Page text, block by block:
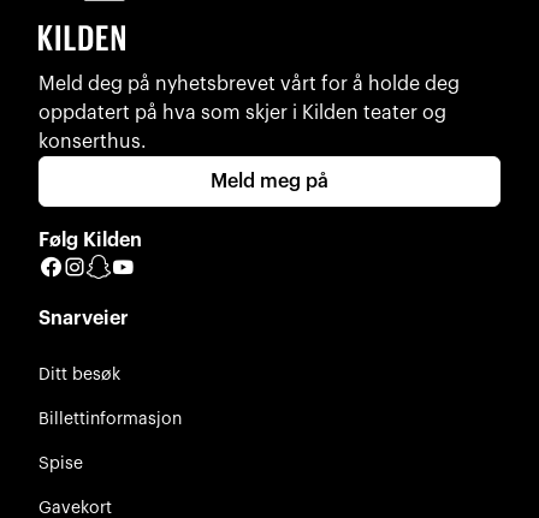
Meld deg på nyhetsbrevet vårt for å holde deg
oppdatert på hva som skjer i Kilden teater og
konserthus.
Meld meg på
Følg Kilden
Facebook
Instagram
Snapchat
Snarveier
Ditt besøk
Billettinformasjon
Spise
Gavekort